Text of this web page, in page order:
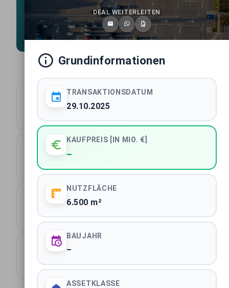
430+
DEUTSCHE STÄDTE
641+
MARKTAKTEURE
1033
Transaktionen gesamt
13.994 m²
Durchschnittliche Fläche
430
Städte
641
Käufer
DEAL WEITERLEITEN
Grundinformationen
TRANSAKTIONSDATUM
29.10.2025
KAUFPREIS [IN MIO. €]
–
NUTZFLÄCHE
6.500 m²
BAUJAHR
–
ASSETKLASSE